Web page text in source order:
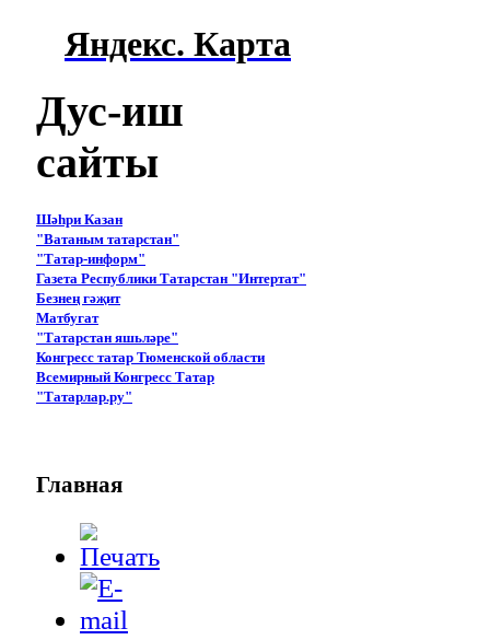
Яндекс. Карта
Дус-иш
сайты
Шәһри Казан
"Ватаным татарстан"
"Татар-информ"
Газета Республики Татарстан "Интертат"
Безнең гәҗит
Матбугат
"Татарстан яшьләре"
Конгресс татар Тюменской области
Всемирный Конгресс Татар
"Татарлар.ру"
Главная